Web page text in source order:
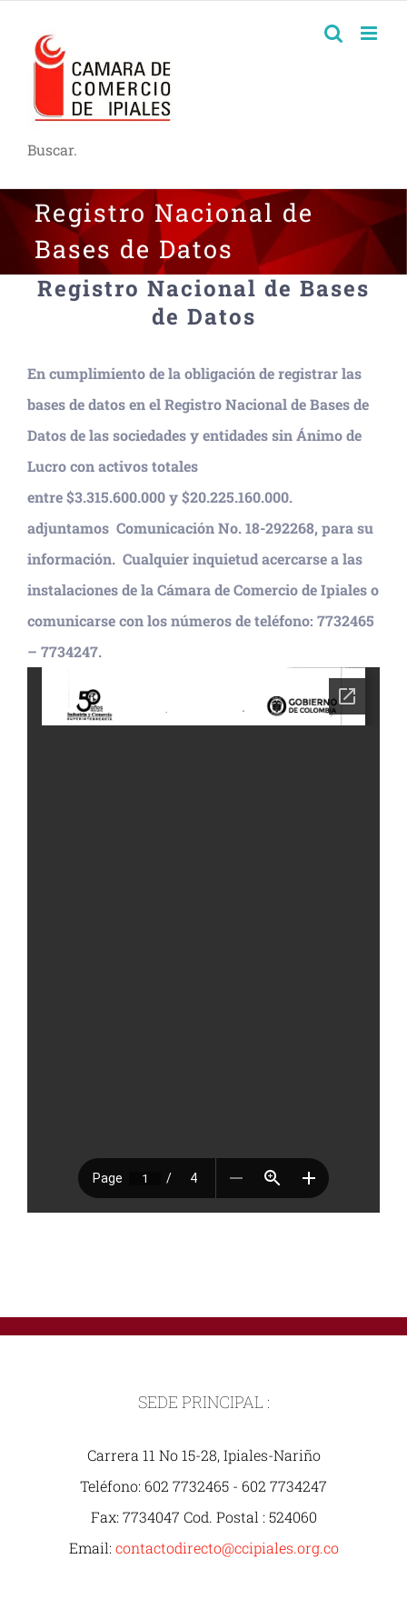
Buscar.
Registro Nacional de
Bases de Datos
Registro Nacional de Bases
de Datos
En cumplimiento de la obligación de registrar las
bases de datos en el Registro Nacional de Bases de
Datos de las sociedades y entidades sin Ánimo de
Lucro con activos totales
entre $3.315.600.000 y $20.225.160.000.
adjuntamos Comunicación No. 18-292268, para su
información. Cualquier inquietud acercarse a las
instalaciones de la Cámara de Comercio de Ipiales o
comunicarse con los números de teléfono: 7732465
– 7734247.
SEDE PRINCIPAL :
Carrera 11 No 15-28, Ipiales-Nariño
Teléfono: 602 7732465 - 602 7734247
Fax: 7734047 Cod. Postal : 524060
Email: contactodirecto@ccipiales.org.co